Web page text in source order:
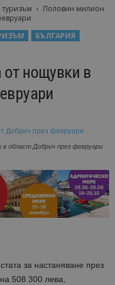
туризъм
Половин милион
БЪЛГАРИЯ
нощувки в
област Добрич през февруари
за настаняване през
508 300 лева,